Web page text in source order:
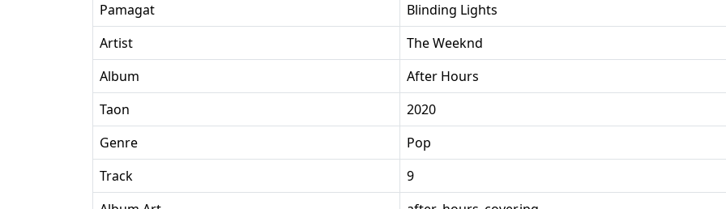
Pamagat
Blinding Lights
Artist
The Weeknd
Album
After Hours
Taon
2020
Genre
Pop
Track
9